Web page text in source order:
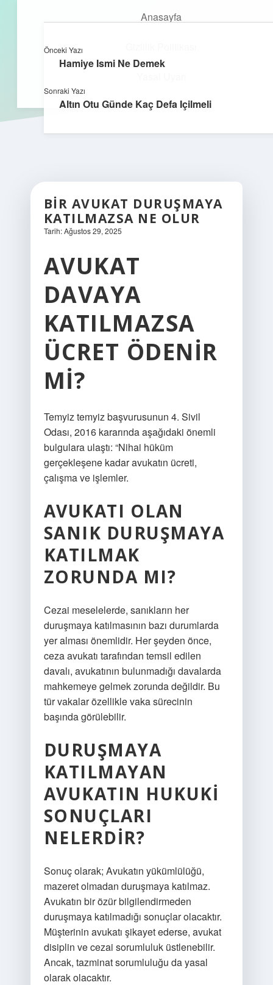
Anasayfa
aç
BIR AVUKAT DURUŞMAYA
KATILMAZSA NE OLUR
Tarih: Ağustos 29, 2025
AVUKAT
DAVAYA
KATILMAZSA
ÜCRET ÖDENIR
MI?
Temyiz temyiz başvurusunun 4. Sivil
Odası, 2016 kararında aşağıdaki önemli
bulgulara ulaştı: “Nihai hüküm
gerçekleşene kadar avukatın ücreti,
çalışma ve işlemler.
AVUKATI OLAN
SANIK DURUŞMAYA
KATILMAK
ZORUNDA MI?
Cezai meselelerde, sanıkların her
duruşmaya katılmasının bazı durumlarda
yer alması önemlidir. Her şeyden önce,
ceza avukatı tarafından temsil edilen
davalı, avukatının bulunmadığı davalarda
mahkemeye gelmek zorunda değildir. Bu
tür vakalar özellikle vaka sürecinin
başında görülebilir.
DURUŞMAYA
KATILMAYAN
AVUKATIN HUKUKI
SONUÇLARI
NELERDIR?
Sonuç olarak; Avukatın yükümlülüğü,
mazeret olmadan duruşmaya katılmaz.
Avukatın bir özür bilgilendirmeden
duruşmaya katılmadığı sonuçlar olacaktır.
Müşterinin avukatı şikayet ederse, avukat
disiplin ve cezai sorumluluk üstlenebilir.
Ancak, tazminat sorumluluğu da yasal
olarak olacaktır.
Önceki Yazı
Hamiye Ismi Ne Demek
Sonraki Yazı
Altın Otu Günde Kaç Defa Içilmeli